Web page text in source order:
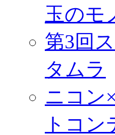
玉のモ
第3回
タムラ
ニコン
トコン